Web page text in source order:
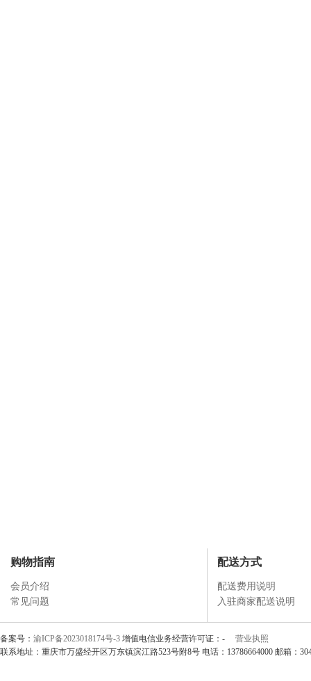
购物指南
会员介绍
常见问题
配送方式
配送费用说明
入驻商家配送说明
备案号： 渝ICP备2023018174号-3 增值电信业务经营许可证：-
营业执照
联系地址：重庆市万盛经开区万东镇滨江路523号附8号 电话：13786664000 邮箱：